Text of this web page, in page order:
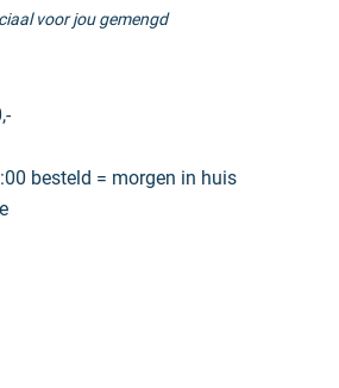
voor jou gemengd
besteld = morgen in huis